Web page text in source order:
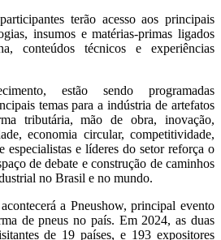
terão acesso aos principais
insumos e matérias-primas ligados
conteúdos técnicos e experiências
estão sendo programadas
temas para a indústria de artefatos
tributária, mão de obra, inovação,
economia circular, competitividade,
especialistas e líderes do setor reforça o
de debate e construção de caminhos
no Brasil e no mundo.
a Pneushow, principal evento
de pneus no país. Em 2024, as duas
de 19 países, e 193 expositores